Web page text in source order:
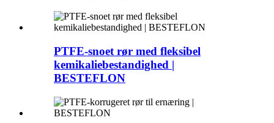
PTFE-snoet rør med fleksibel
kemikaliebestandighed |
BESTEFLON